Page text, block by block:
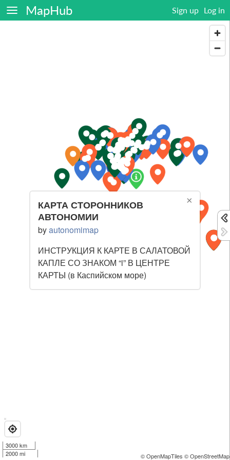
MapHub Sign up Log in
3000 km
2000 mi
© OpenMapTiles ©
×
КАРТА СТОРОННИКОВ
АВТОНОМИИ
byautonomimap
ИНСТРУКЦИЯ К КАРТЕ В САЛАТОВОЙ
КАПЛЕ СО ЗНАКОМ “i” В ЦЕНТРЕ
КАРТЫ (в Каспийском море)